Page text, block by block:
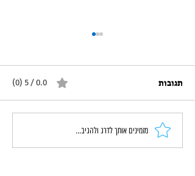
משחקולוגיה קבוצתית: הספר
שנולד מהשטח
תגובות 0.0 / 5 ‏(0)
מזמינים אותך לדרג ולהגיב...